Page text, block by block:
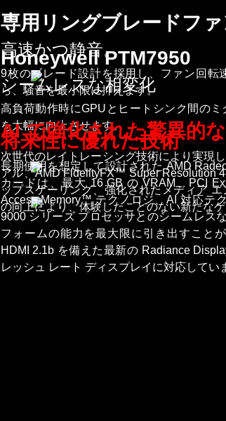
専用リングブレードフ
高速かつ静音。
9枚のブレード設計を採用し、ファン回転
ら、騒音を最小限に抑えます。
Honeywell PTM7950
シームレスな相変化
高負荷動作時にGPUとヒートシンク間の
を大幅に向上させます。
AI で強化された驚異的
次世代のレイトレーシング技術により実現
アル、AMD FidelityFX™ Super Resolution
ップスケーリング、強化されたメディア
の向上により、体験したことのない新たな
将来性に優れた技術
長期使用を想定して設計された AMD
カードは、最大 16 GB の VRAM、PCI
Access Memory™ テクノロジ、AI 対応テ
9000 シリーズ プロセッサとのシームレス
フォームの能力を最大限に引き出すこと
HDMI 2.1b を備えた最新の Radiance
レッシュ レート ディスプレイに対応してい